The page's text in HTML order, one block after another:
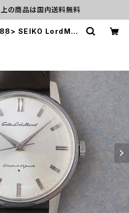
の商品は国内送料無料
SEIKO LordMar